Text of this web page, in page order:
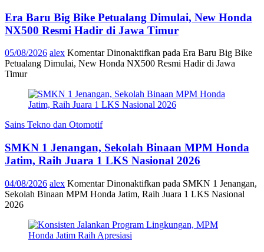
Era Baru Big Bike Petualang Dimulai, New Honda
NX500 Resmi Hadir di Jawa Timur
05/08/2026 alex Komentar Dinonaktifkan pada Era Baru Big Bike
Petualang Dimulai, New Honda NX500 Resmi Hadir di Jawa
Timur
Sains Tekno dan Otomotif
SMKN 1 Jenangan, Sekolah Binaan MPM Honda
Jatim, Raih Juara 1 LKS Nasional 2026
04/08/2026 alex Komentar Dinonaktifkan pada SMKN 1 Jenangan,
Sekolah Binaan MPM Honda Jatim, Raih Juara 1 LKS Nasional
2026